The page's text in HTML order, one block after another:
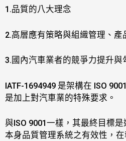
1.品質的八大理念
2.高層應有策略與組織管理、產
3.國內汽車業者的競爭力提升與
lATF-1694949 是架構在 ISO
是加上對汽車業的特殊要求。
與ISO 9001一樣，其最終目標
本身品質管理系統之有效性，